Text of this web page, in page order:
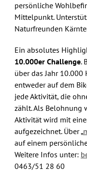
persönliche
Mittelpunkt.
Naturfreunden
Ein absolutes
10.000er Challenge.
über das Jahr
entweder auf dem
jede Aktivität, die
zählt. Als Belohnung
Aktivität wird mit
aufgezeichnet. Über „
auf einem
Weitere Infos unter:
0463/51 28 60